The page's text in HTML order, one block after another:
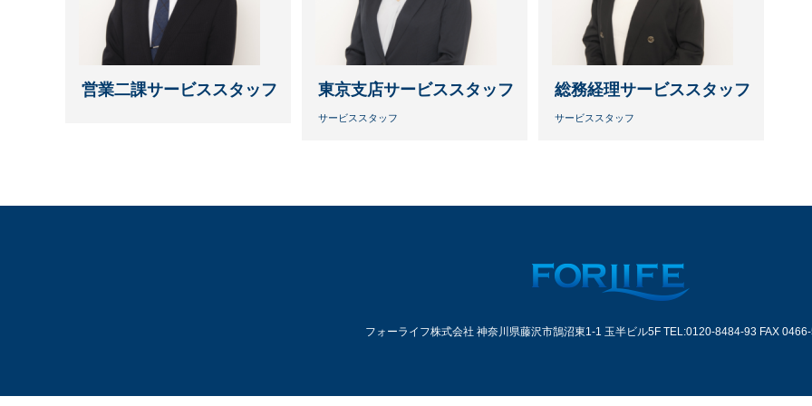
営業二課サービススタッフ 東京支店サービススタッフ
サービススタッフ
総務経理サービススタッフ
サービススタッフ
フォーライフ株式会社 神奈川県藤沢市鵠沼東1-1 玉半ビル5F TEL:0120-8484-93 FAX